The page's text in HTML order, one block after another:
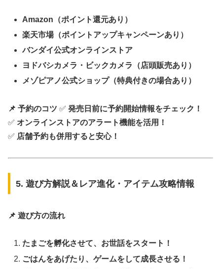
Amazon（ポイント還元あり）
楽天市場（ポイントアップキャンペーンあり）
バンダイ公式オンラインストア
ヨドバシカメラ・ビックカメラ（店頭販売あり）
メゾピアノ公式ショップ（特典付きの場合あり）
📌 予約のコツ ✅ 発売日前に予約開始情報をチェック！
✅ オンラインストアのアラート機能を活用！
✅ 店舗予約も併用すると安心！
5. 遊び方解説＆レア進化・アイテム攻略情報
📌 遊び方の流れ
たまごを孵化させて、お世話をスタート！
ごはんをあげたり、ゲームをして成長させる！